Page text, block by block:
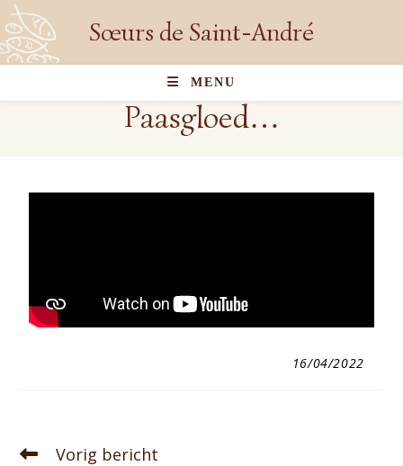
Sœurs de Saint-André
MENU
Paasgloed…
16/04/2022
Vorig bericht